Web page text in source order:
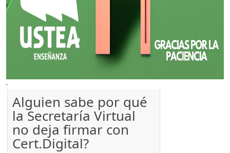
'
Alguien sabe por qué
la Secretaría Virtual
no deja firmar con
Cert.Digital?